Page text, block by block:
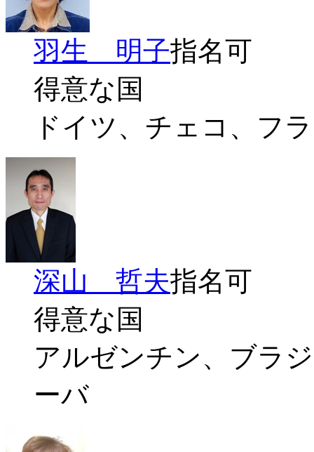
羽生 明子指名可
得意な国
ドイツ、チェコ、フ
深山 哲夫指名可
得意な国
アルゼンチン、ブラ
ーバ